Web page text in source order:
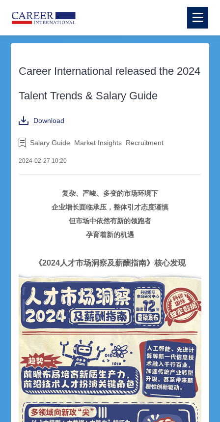
Career International released the 2024
Talent Trends & Salary Guide
Download
Salary Guide Market Insights Recruitment
2024-02-27 10:20
复杂、严峻、多变的市场环境下
企业增长面临承压，整体引才态度谨慎
但市场中依然有新的领跑者
孕育着新的机遇
《2024人才市场洞察及薪酬指南》核心发现